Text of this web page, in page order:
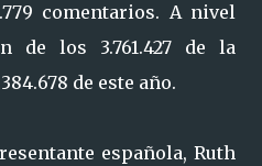
comentarios. A nivel
de los 3.761.427 de la
de este año.
española, Ruth